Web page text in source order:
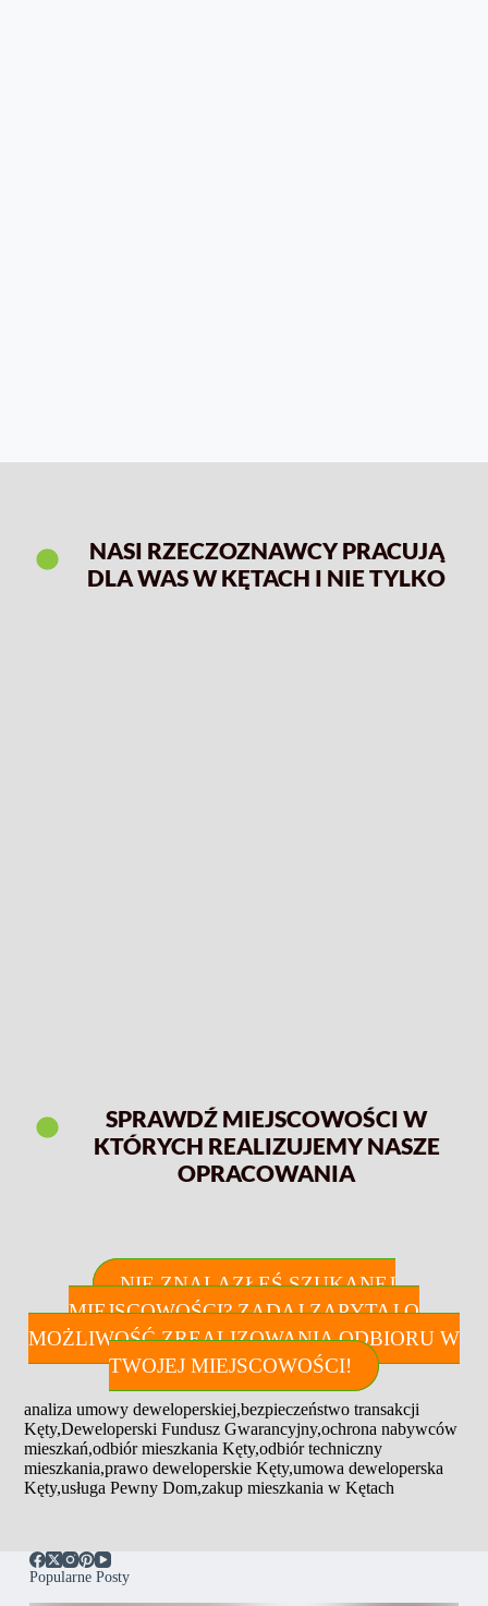
NASI RZECZOZNAWCY PRACUJĄ
DLA WAS W KĘTACH I NIE TYLKO
SPRAWDŹ MIEJSCOWOŚCI W
KTÓRYCH REALIZUJEMY NASZE
OPRACOWANIA
NIE ZNALAZŁEŚ SZUKANEJ
MIEJSCOWOŚCI? ZADAJ ZAPYTAJ O
MOŻLIWOŚĆ ZREALIZOWANIA ODBIORU W
TWOJEJ MIEJSCOWOŚCI!
analiza umowy deweloperskiej,bezpieczeństwo transakcji
Kęty,Deweloperski Fundusz Gwarancyjny,ochrona nabywców
mieszkań,odbiór mieszkania Kęty,odbiór techniczny
mieszkania,prawo deweloperskie Kęty,umowa deweloperska
Kęty,usługa Pewny Dom,zakup mieszkania w Kętach
Popularne Posty